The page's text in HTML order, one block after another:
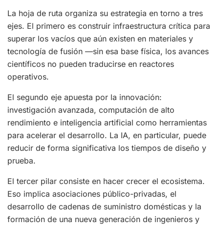
La hoja de ruta organiza su estrategia en torno a tres
ejes. El primero es construir infraestructura crítica para
superar los vacíos que aún existen en materiales y
tecnología de fusión —sin esa base física, los avances
científicos no pueden traducirse en reactores
operativos.
El segundo eje apuesta por la innovación:
investigación avanzada, computación de alto
rendimiento e inteligencia artificial como herramientas
para acelerar el desarrollo. La IA, en particular, puede
reducir de forma significativa los tiempos de diseño y
prueba.
El tercer pilar consiste en hacer crecer el ecosistema.
Eso implica asociaciones público-privadas, el
desarrollo de cadenas de suministro domésticas y la
formación de una nueva generación de ingenieros y